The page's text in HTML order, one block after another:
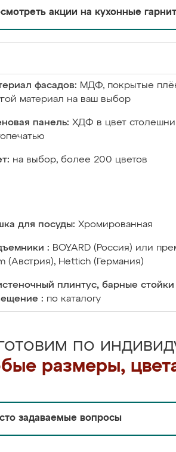
акции на кухонные
фасадов: МДФ, покрытые
материал на ваш выбор
панель: ХДФ в цвет
на выбор, более 200 цветов
для посуды: Хромированная
: BOYARD (Россия) или
(Австрия), Hettich (Германия)
плинтус, барные
: по каталогу
по
размеры,
задаваемые вопросы